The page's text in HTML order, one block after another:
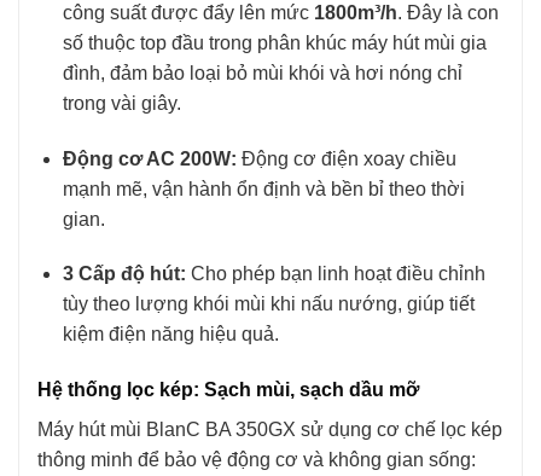
công suất được đẩy lên mức 1800m³/h. Đây là con
số thuộc top đầu trong phân khúc máy hút mùi gia
đình, đảm bảo loại bỏ mùi khói và hơi nóng chỉ
trong vài giây.
Động cơ AC 200W: Động cơ điện xoay chiều
mạnh mẽ, vận hành ổn định và bền bỉ theo thời
gian.
3 Cấp độ hút: Cho phép bạn linh hoạt điều chỉnh
tùy theo lượng khói mùi khi nấu nướng, giúp tiết
kiệm điện năng hiệu quả.
Hệ thống lọc kép: Sạch mùi, sạch dầu mỡ
Máy hút mùi BlanC BA 350GX sử dụng cơ chế lọc kép
thông minh để bảo vệ động cơ và không gian sống: